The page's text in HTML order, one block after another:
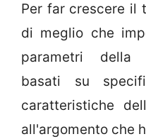
Per far crescere il
di meglio che
parametri della
basati su
caratteristiche
all'argomento che